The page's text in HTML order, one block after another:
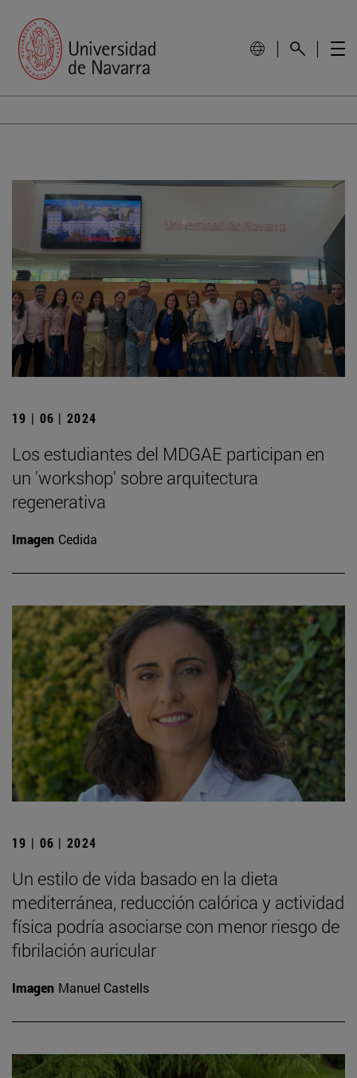
19 | 06 | 2024
Los estudiantes del MDGAE participan en
un 'workshop' sobre arquitectura
regenerativa
Imagen Cedida
19 | 06 | 2024
Un estilo de vida basado en la dieta
mediterránea, reducción calórica y actividad
física podría asociarse con menor riesgo de
fibrilación auricular
Imagen Manuel Castells